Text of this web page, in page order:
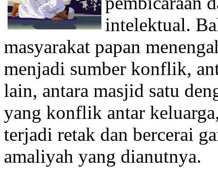
intelektual.
masyarakat papan
menjadi sumber konflik,
lain, antara masjid satu
yang konflik antar
terjadi retak dan bercerai
amaliyah yang dianutnya.